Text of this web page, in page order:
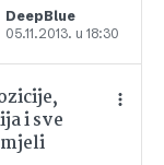
DeepBlue
05.11.2013. u 18:30
i sve